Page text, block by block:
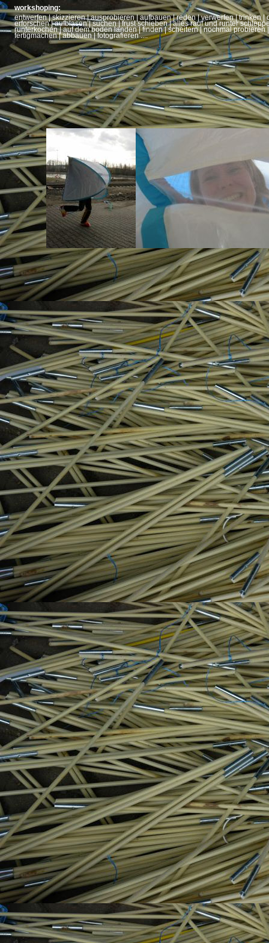
workshoping:
entwerfen | skizzieren | ausprobieren | aufbauen | reden | verwerfen | trinken |
erforschen | aufblasen | suchen | frust schieben | alles rauf und runter
runterkochen | auf dem boden landen | finden | scheitern | nochmal probieren
fertigmachen | abbauen | fotografieren ....